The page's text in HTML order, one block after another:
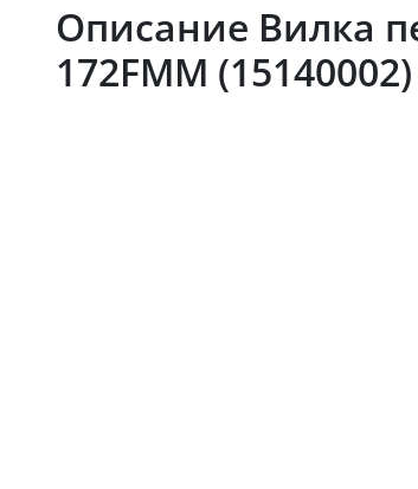
Описание Вилка
172FMM